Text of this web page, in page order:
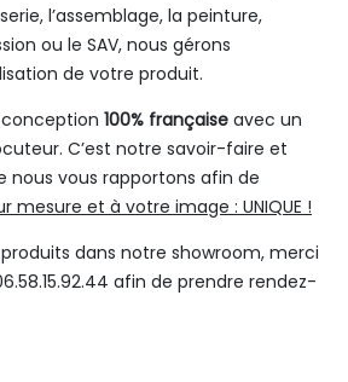
l’assemblage, la peinture,
ou le SAV, nous gérons
de votre produit.
100% française avec un
C’est notre savoir-faire et
nous vous rapportons afin de
mesure et à votre image : UNIQUE !
dans notre showroom, merci
afin de prendre rendez-